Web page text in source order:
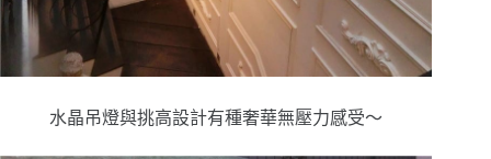
水晶吊燈與挑高設計有種奢華無壓力感受～